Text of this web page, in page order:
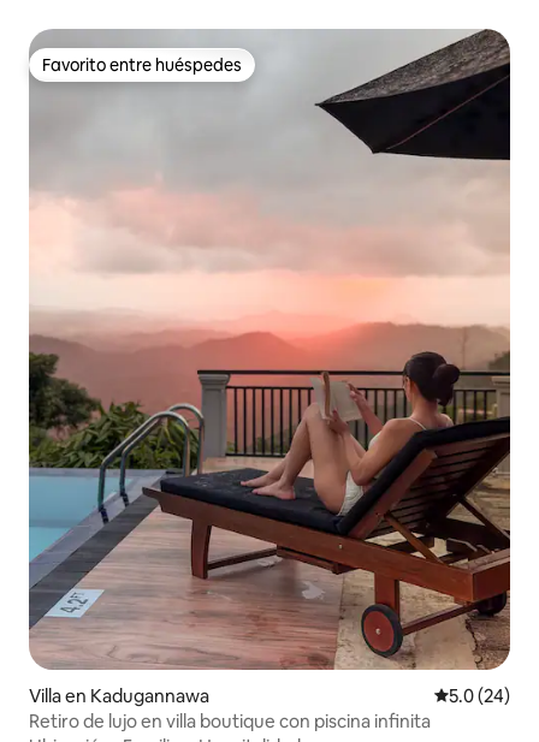
Favorito entre huéspedes
Favorito entre huéspedes
Villa en Kadugannawa Calificación
5.0 (24)
Retiro de lujo en villa boutique con piscina infinita